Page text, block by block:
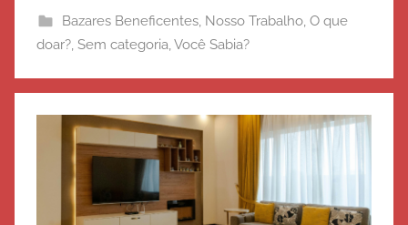
o
S
a
ç
Bazares Beneficentes, Nosso Trabalho, O que
doar?, Sem categoria,Você Sabia?